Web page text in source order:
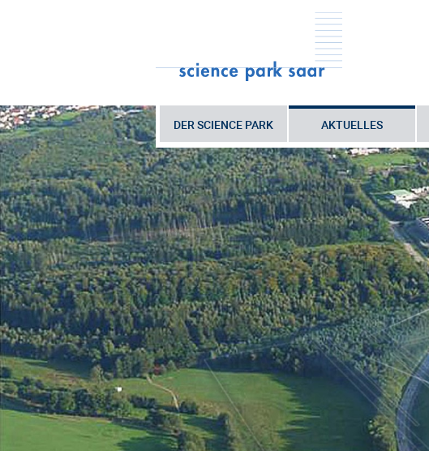
DER SCIENCE PARK AKTUELLES